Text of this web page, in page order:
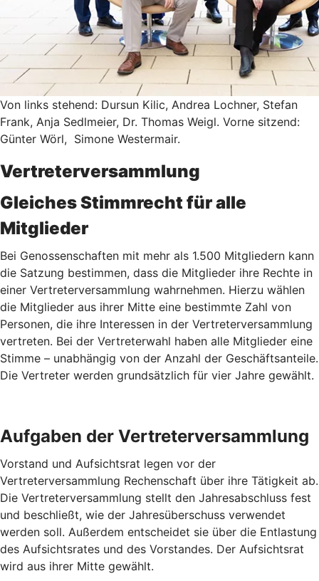
Von links stehend: Dursun Kilic, Andrea Lochner, Stefan
Frank, Anja Sedlmeier, Dr. Thomas Weigl. Vorne sitzend:
Günter Wörl, Simone Westermair.
Vertreterversammlung
Gleiches Stimmrecht für alle
Mitglieder
Bei Genossenschaften mit mehr als 1.500 Mitgliedern kann
die Satzung bestimmen, dass die Mitglieder ihre Rechte in
einer Vertreterversammlung wahrnehmen. Hierzu wählen
die Mitglieder aus ihrer Mitte eine bestimmte Zahl von
Personen, die ihre Interessen in der Vertreterversammlung
vertreten. Bei der Vertreterwahl haben alle Mitglieder eine
Stimme – unabhängig von der Anzahl der Geschäftsanteile.
Die Vertreter werden grundsätzlich für vier Jahre gewählt.
Aufgaben der Vertreterversammlung
Vorstand und Aufsichtsrat legen vor der
Vertreterversammlung Rechenschaft über ihre Tätigkeit ab.
Die Vertreterversammlung stellt den Jahresabschluss fest
und beschließt, wie der Jahresüberschuss verwendet
werden soll. Außerdem entscheidet sie über die Entlastung
des Aufsichtsrates und des Vorstandes. Der Aufsichtsrat
wird aus ihrer Mitte gewählt.